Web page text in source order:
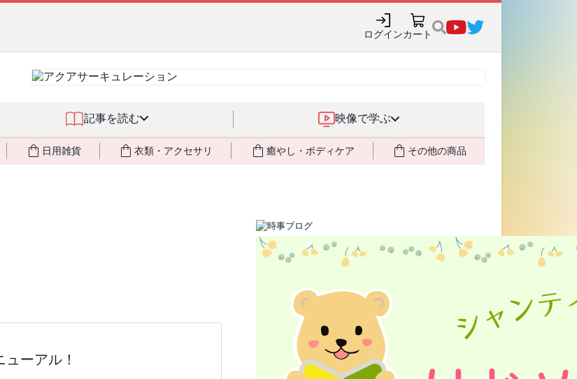
ログインカート
記事を読む 映像で学ぶ
日用雑貨 衣類・アクセサリ 癒やし・ボディケア その他の商品
ーアル！